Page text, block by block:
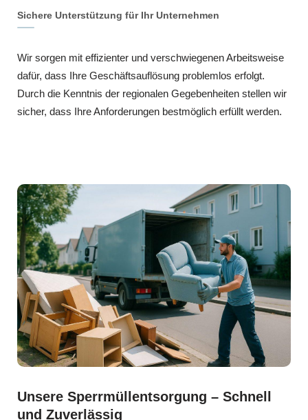
Sichere Unterstützung für Ihr Unternehmen
Wir sorgen mit effizienter und verschwiegenen Arbeitsweise
dafür, dass Ihre Geschäftsauflösung problemlos erfolgt.
Durch die Kenntnis der regionalen Gegebenheiten stellen wir
sicher, dass Ihre Anforderungen bestmöglich erfüllt werden.
Unsere Sperrmüllentsorgung – Schnell
und Zuverlässig